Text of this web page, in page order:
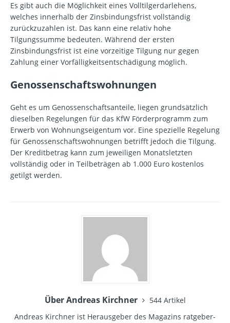
Es gibt auch die Möglichkeit eines Volltilgerdarlehens,
welches innerhalb der Zinsbindungsfrist vollständig
zurückzuzahlen ist. Das kann eine relativ hohe
Tilgungssumme bedeuten. Während der ersten
Zinsbindungsfrist ist eine vorzeitige Tilgung nur gegen
Zahlung einer Vorfälligkeitsentschädigung möglich.
Genossenschaftswohnungen
Geht es um Genossenschaftsanteile, liegen grundsätzlich
dieselben Regelungen für das KfW Förderprogramm zum
Erwerb von Wohnungseigentum vor. Eine spezielle Regelung
für Genossenschaftswohnungen betrifft jedoch die Tilgung.
Der Kreditbetrag kann zum jeweiligen Monatsletzten
vollständig oder in Teilbeträgen ab 1.000 Euro kostenlos
getilgt werden.
Über Andreas Kirchner
544 Artikel
Andreas Kirchner ist Herausgeber des Magazins ratgeber-